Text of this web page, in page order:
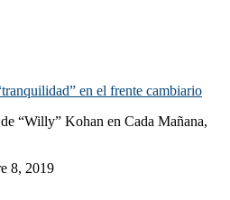
en el frente cambiario
“Willy” Kohan en Cada Mañana,
8, 2019